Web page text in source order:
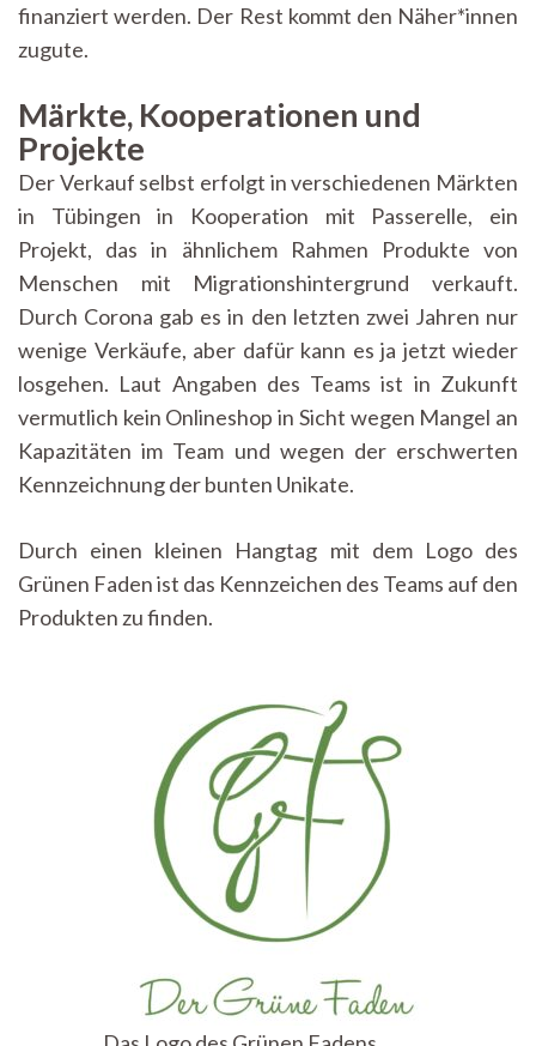
finanziert werden. Der Rest kommt den Näher*innen
zugute.
Märkte, Kooperationen und
Projekte
Der Verkauf selbst erfolgt in verschiedenen Märkten
in Tübingen in Kooperation mit Passerelle, ein
Projekt, das in ähnlichem Rahmen Produkte von
Menschen mit Migrationshintergrund verkauft.
Durch Corona gab es in den letzten zwei Jahren nur
wenige Verkäufe, aber dafür kann es ja jetzt wieder
losgehen. Laut Angaben des Teams ist in Zukunft
vermutlich kein Onlineshop in Sicht wegen Mangel an
Kapazitäten im Team und wegen der erschwerten
Kennzeichnung der bunten Unikate.
Durch einen kleinen Hangtag mit dem Logo des
Grünen Faden ist das Kennzeichen des Teams auf den
Produkten zu finden.